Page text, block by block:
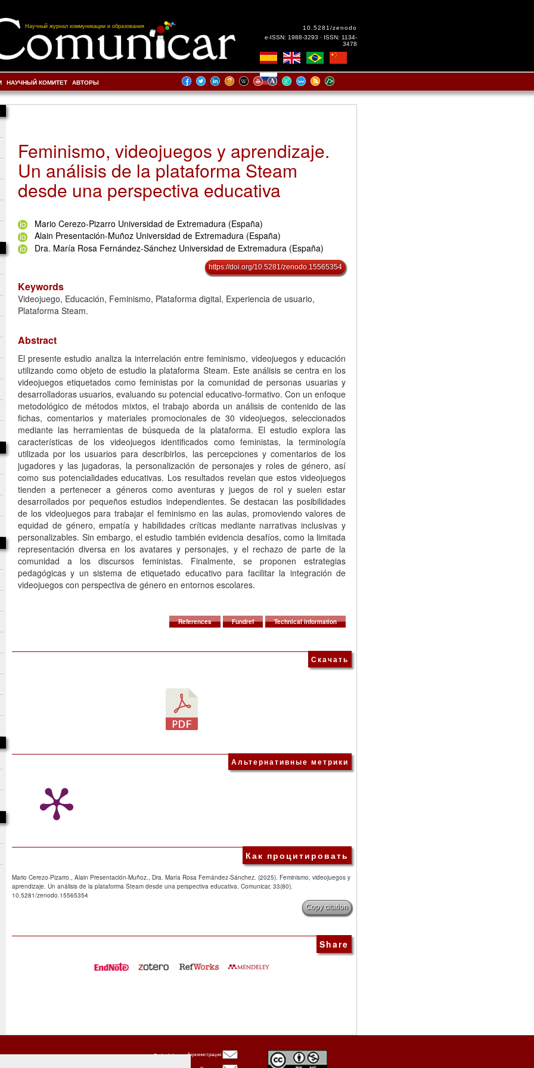
Научный журнал коммуникации и образования
10.5281/zenodo
e-ISSN: 1988-3293 · ISSN: 1134-
3478
НАУЧНЫЙ КОМИТЕТ АВТОРЫ
Feminismo, videojuegos y aprendizaje.
Un análisis de la plataforma Steam
desde una perspectiva educativa
Mario Cerezo-Pizarro Universidad de Extremadura (España)
Alain Presentación-Muñoz Universidad de Extremadura (España)
Dra. María Rosa Fernández-Sánchez Universidad de Extremadura (España)
https://doi.org/10.5281/zenodo.15565354
Keywords
Videojuego, Educación, Feminismo, Plataforma digital, Experiencia de usuario,
Plataforma Steam.
Abstract
El presente estudio analiza la interrelación entre feminismo, videojuegos y educación
utilizando como objeto de estudio la plataforma Steam. Este análisis se centra en los
videojuegos etiquetados como feministas por la comunidad de personas usuarias y
desarrolladoras usuarios, evaluando su potencial educativo-formativo. Con un enfoque
metodológico de métodos mixtos, el trabajo aborda un análisis de contenido de las
fichas, comentarios y materiales promocionales de 30 videojuegos, seleccionados
mediante las herramientas de búsqueda de la plataforma. El estudio explora las
características de los videojuegos identificados como feministas, la terminología
utilizada por los usuarios para describirlos, las percepciones y comentarios de los
jugadores y las jugadoras, la personalización de personajes y roles de género, así
como sus potencialidades educativas. Los resultados revelan que estos videojuegos
tienden a pertenecer a géneros como aventuras y juegos de rol y suelen estar
desarrollados por pequeños estudios independientes. Se destacan las posibilidades
de los videojuegos para trabajar el feminismo en las aulas, promoviendo valores de
equidad de género, empatía y habilidades críticas mediante narrativas inclusivas y
personalizables. Sin embargo, el estudio también evidencia desafíos, como la limitada
representación diversa en los avatares y personajes, y el rechazo de parte de la
comunidad a los discursos feministas. Finalmente, se proponen estrategias
pedagógicas y un sistema de etiquetado educativo para facilitar la integración de
videojuegos con perspectiva de género en entornos escolares.
References Fundref Technical information
Скачать
Альтернативные метрики
Как процитировать
Mario Cerezo-Pizarro., Alain Presentación-Muñoz., Dra. María Rosa Fernández-Sánchez. (2025). Feminismo, videojuegos y
aprendizaje. Un análisis de la plataforma Steam desde una perspectiva educativa. Comunicar, 33(80).
10.5281/zenodo.15565354
Copy citation
Share
Oxbridge Администрация